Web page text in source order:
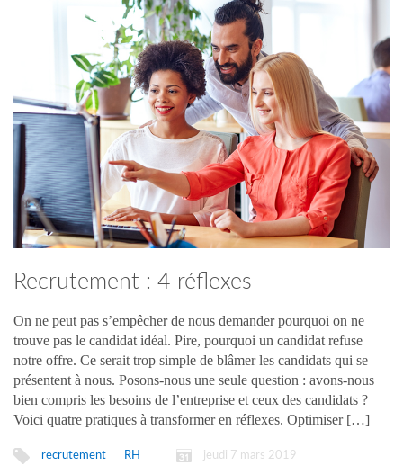
Recrutement : 4 réflexes
indispensables !
On ne peut pas s’empêcher de nous demander pourquoi on ne
trouve pas le candidat idéal. Pire, pourquoi un candidat refuse
notre offre. Ce serait trop simple de blâmer les candidats qui se
présentent à nous. Posons-nous une seule question : avons-nous
bien compris les besoins de l’entreprise et ceux des candidats ?
Voici quatre pratiques à transformer en réflexes. Optimiser […]
recrutement RH jeudi 7 mars 2019